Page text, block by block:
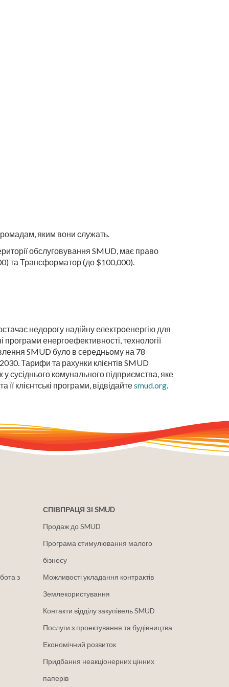
яким вони служать.
обслуговування SMUD, має право
та Трансформатор (до $100,000).
недорогу надійну електроенергію для
енергоефективності, технології
SMUD було в середньому на 78
Тарифи та рахунки клієнтів SMUD
у сусіднього комунального підприємства, яке
та її клієнтські програми, відвідайтеsmud.org.
з
СПІВПРАЦЯ ЗІ SMUD
Продаж до SMUD
Програма стимулювання малого
бізнесу
Можливості укладання контрактів
Землекористування
Контакти відділу закупівель SMUD
Послуги з проектування та будівництва
Економічний розвиток
Придбання неакціонерних цінних
паперів